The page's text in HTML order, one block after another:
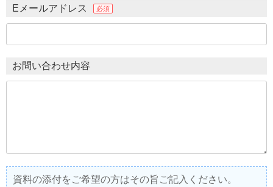
Eメールアドレス 必須
お問い合わせ内容
資料の添付をご希望の方はその旨ご記入ください。